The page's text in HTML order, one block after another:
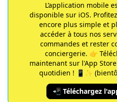
L’application mobile
disponible sur iOS.
encore plus simple et
accéder à tous nos
commandes et rester
conciergerie. 👉
maintenant sur l'App
quotidien ! 📱✨
📲 Téléchargez